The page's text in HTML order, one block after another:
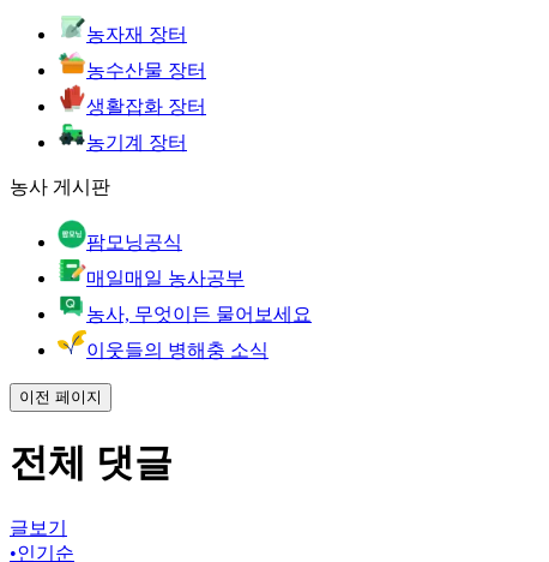
농자재 장터
농수산물 장터
생활잡화 장터
농기계 장터
농사 게시판
팜모닝공식
매일매일 농사공부
농사, 무엇이든 물어보세요
이웃들의 병해충 소식
이전 페이지
전체 댓글
글보기
•인기순